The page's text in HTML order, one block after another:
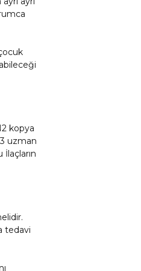
kopya
uzman
İlaçların
tedavi